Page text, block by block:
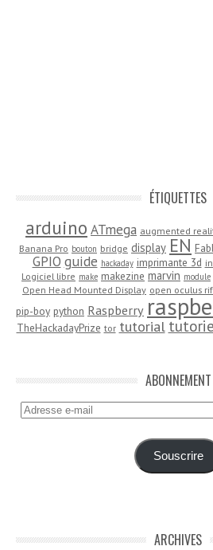
ÉTIQUETTES
arduino ATmega augmented
Banana Pro bouton bridge display EN
GPIO guide hackaday imprimante 3d
Logiciel libre make makezine marvin module
Open Head Mounted Display open oculus
pip-boy python Raspberry
TheHackadayPrize tor tutorial
ABONNEMENT
Adresse
Souscrire
ARCHIVES